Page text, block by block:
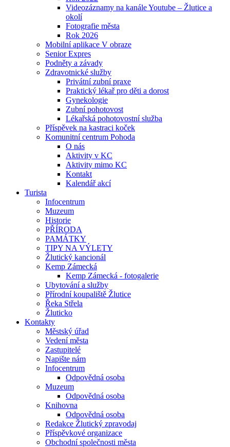
Videozáznamy na kanále Youtube – Žlutice a
okolí
Fotografie města
Rok 2026
Mobilní aplikace V obraze
Senior Expres
Podněty a závady
Zdravotnické služby
Privátní zubní praxe
Praktický lékař pro děti a dorost
Gynekologie
Zubní pohotovost
Lékařská pohotovostní služba
Příspěvek na kastraci koček
Komunitní centrum Pohoda
O nás
Aktivity v KC
Aktivity mimo KC
Kontakt
Kalendář akcí
Turista
Infocentrum
Muzeum
Historie
PŘÍRODA
PAMÁTKY
TIPY NA VÝLETY
Žlutický kancionál
Kemp Zámecká
Kemp Zámecká - fotogalerie
Ubytování a služby
Přírodní koupaliště Žlutice
Řeka Střela
Žluticko
Kontakty
Městský úřad
Vedení města
Zastupitelé
Napište nám
Infocentrum
Odpovědná osoba
Muzeum
Odpovědná osoba
Knihovna
Odpovědná osoba
Redakce Žlutický zpravodaj
Příspěvkové organizace
Obchodní společnosti města